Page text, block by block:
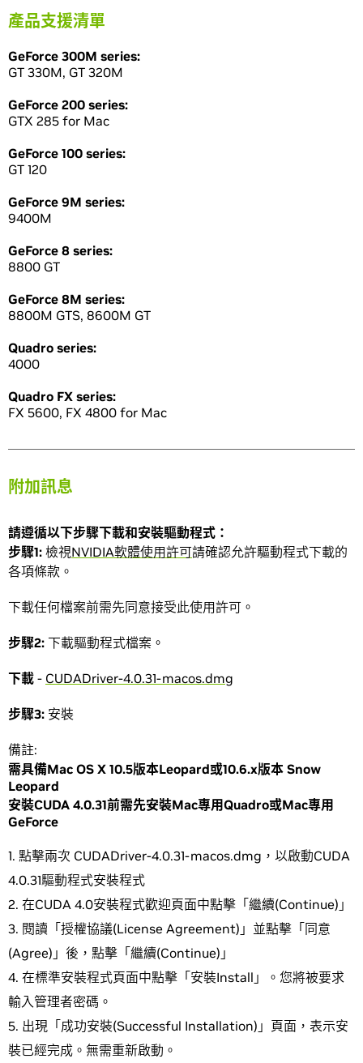
產品支援清單
GeForce 300M series:
GT 330M, GT 320M
GeForce 200 series:
GTX 285 for Mac
GeForce 100 series:
GT 120
GeForce 9M series:
9400M
GeForce 8 series:
8800 GT
GeForce 8M series:
8800M GTS, 8600M GT
Quadro series:
4000
Quadro FX series:
FX 5600, FX 4800 for Mac
附加訊息
請遵循以下步驟下載和安裝驅動程式：
步驟1: 檢視NVIDIA軟體使用許可請確認允許驅動程式下載的
各項條款。
下載任何檔案前需先同意接受此使用許可。
步驟2: 下載驅動程式檔案。
下載 - CUDADriver-4.0.31-macos.dmg
步驟3: 安裝
備註:
需具備Mac OS X 10.5版本Leopard或10.6.x版本 Snow
Leopard
安裝CUDA 4.0.31前需先安裝Mac專用Quadro或Mac專用
GeForce
點擊兩次 CUDADriver-4.0.31-macos.dmg，以啟動CUDA
4.0.31驅動程式安裝程式
在CUDA 4.0安裝程式歡迎頁面中點擊「繼續(Continue)」
閱讀「授權協議(License Agreement)」並點擊「同意
(Agree)」後，點擊「繼續(Continue)」
在標準安裝程式頁面中點擊「安裝Install」。您將被要求
輸入管理者密碼。
出現「成功安裝(Successful Installation)」頁面，表示安
裝已經完成。無需重新啟動。